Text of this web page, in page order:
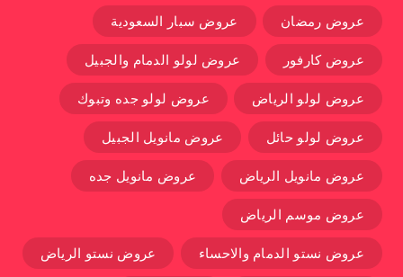
عروض رمضان عروض سبار السعودية
عروض كارفور عروض لولو الدمام والجبيل
عروض لولو الرياض عروض لولو جده وتبوك
عروض لولو حائل عروض مانويل الجبيل
عروض مانويل الرياض عروض مانويل جده
عروض موسم الرياض
عروض نستو الدمام والاحساء عروض نستو الرياض